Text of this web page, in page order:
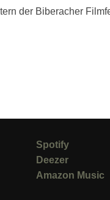
der Biberacher
Spotify
Deezer
Amazon Music